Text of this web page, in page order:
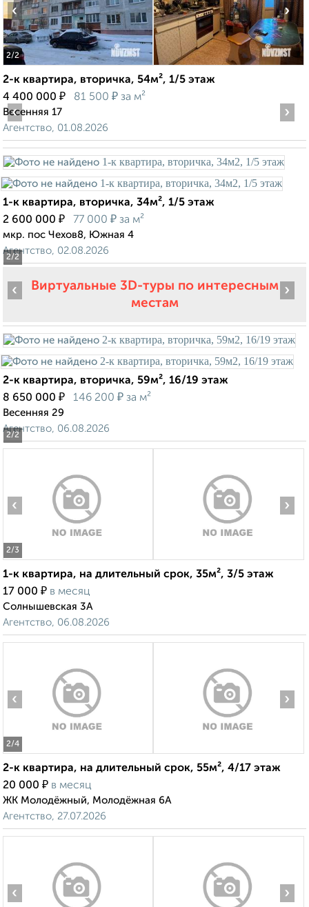
2/2
‹ ›
2-к квартира, вторичка, 54м², 1/5 этаж
4 400 000 ₽ 81 500 ₽ за м²
Весенняя 17
Агентство, 01.08.2026
2/2
‹ ›
1-к квартира, вторичка, 34м², 1/5 этаж
2 600 000 ₽ 77 000 ₽ за м²
мкр. пос Чехов8, Южная 4
Агентство, 02.08.2026
Виртуальные 3D-туры по интересным
местам
2/2
‹ ›
2-к квартира, вторичка, 59м², 16/19 этаж
8 650 000 ₽ 146 200 ₽ за м²
Весенняя 29
Агентство, 06.08.2026
2/3
‹ ›
1-к квартира, на длительный срок, 35м², 3/5 этаж
17 000 ₽ в месяц
Солнышевская 3А
Агентство, 06.08.2026
2/4
‹ ›
2-к квартира, на длительный срок, 55м², 4/17 этаж
20 000 ₽ в месяц
ЖК Молодёжный, Молодёжная 6А
Агентство, 27.07.2026
‹ ›